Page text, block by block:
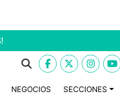
NEGOCIOS SECCIONES